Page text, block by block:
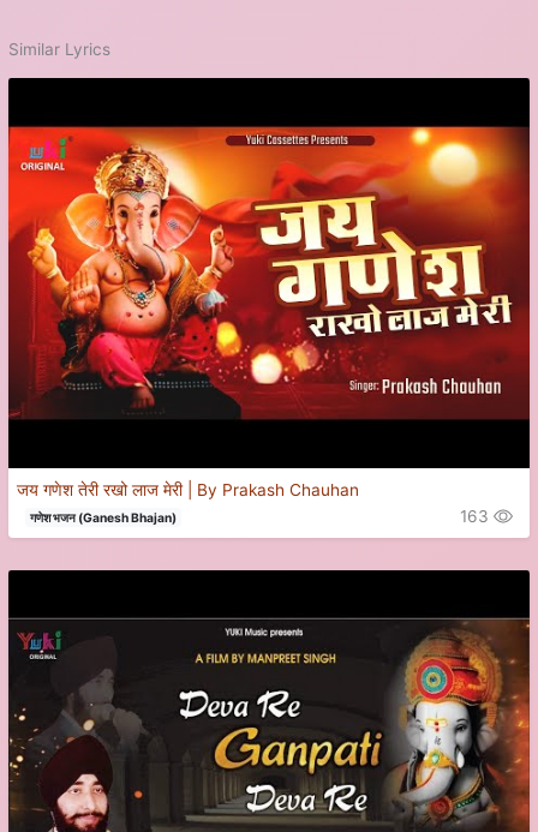
Similar Lyrics
जय गणेश तेरी रखो लाज मेरी | By Prakash Chauhan
गणेश भजन (Ganesh Bhajan) 163